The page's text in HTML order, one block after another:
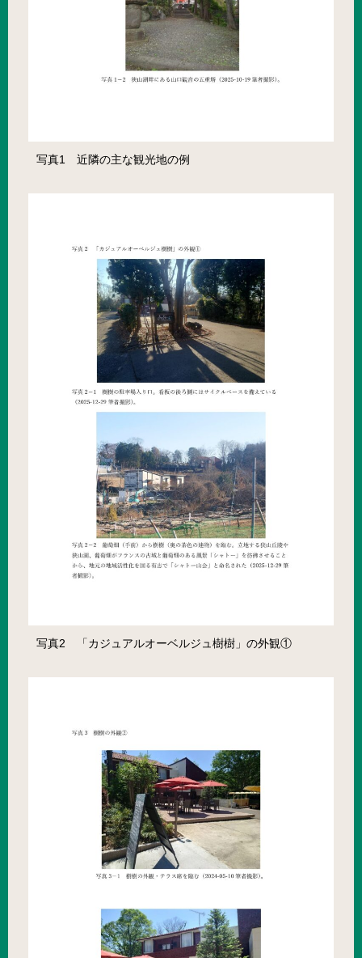
写真1 近隣の主な観光地の例
写真2 「カジュアルオーベルジュ樹樹」の外観①